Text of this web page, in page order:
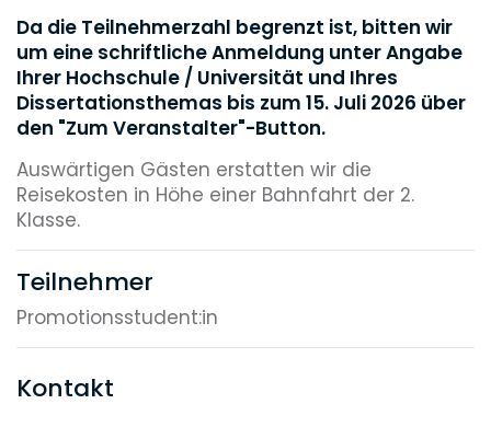
Da die Teilnehmerzahl begrenzt ist, bitten wir
um eine schriftliche Anmeldung unter Angabe
Ihrer Hochschule / Universität und Ihres
Dissertationsthemas bis zum 15. Juli 2026 über
den "Zum Veranstalter"-Button.
Auswärtigen Gästen erstatten wir die
Reisekosten in Höhe einer Bahnfahrt der 2.
Klasse.
Teilnehmer
Promotionsstudent:in
Kontakt